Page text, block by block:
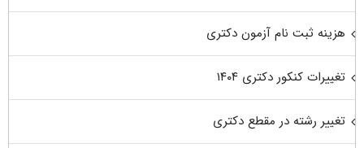
هزینه ثبت نام آزمون دکتری
تغییرات کنکور دکتری ۱۴۰۴
تغییر رشته در مقطع دکتری